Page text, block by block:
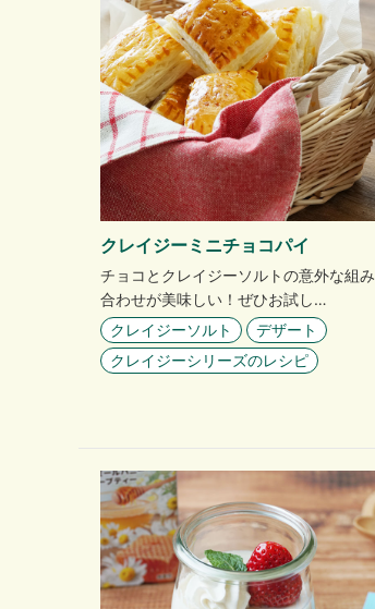
クレイジーミニチョコパイ
チョコとクレイジーソルトの意外な組み
合わせが美味しい！ぜひお試し…
クレイジーソルト
デザート
クレイジーシリーズのレシピ